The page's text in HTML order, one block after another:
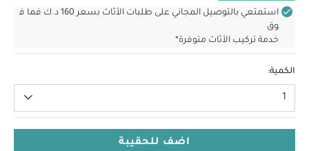
استمتعي بالتوصيل المجاني على طلبات الأثاث بسعر 160 د.ك فما ف
وق
خدمة تركيب الأثاث متوفرة*
الكمية:
1
اضف للحقيبة